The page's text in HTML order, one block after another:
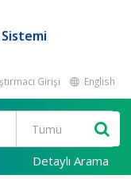
Girişi English
Detaylı Arama